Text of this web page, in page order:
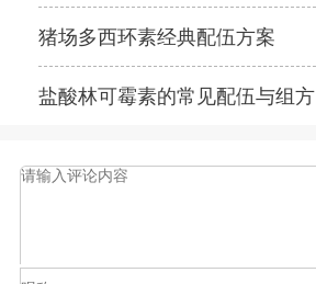
猪场多西环素经典配伍方案
盐酸林可霉素的常见配伍与组方